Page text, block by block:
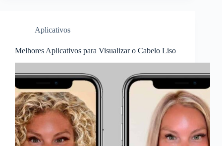
Aplicativos
Melhores Aplicativos para Visualizar o Cabelo Liso